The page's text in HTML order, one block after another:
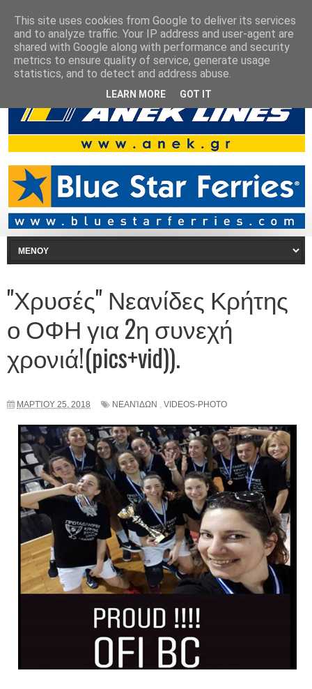
"Χρυσές" Νεανίδες Κρήτης
ο ΟΦΗ για 2η συνεχή
χρονιά!(pics+vid)).
ΜΑΡΤΊΟΥ 25, 2018 ΝΕΑΝΊΔΩΝ , VIDEOS-PHOTO
This site uses cookies from Google to deliver its services
and to analyze traffic. Your IP address and user-agent are
shared with Google along with performance and security
metrics to ensure quality of service, generate usage
statistics, and to detect and address abuse.
LEARN MORE GOT IT